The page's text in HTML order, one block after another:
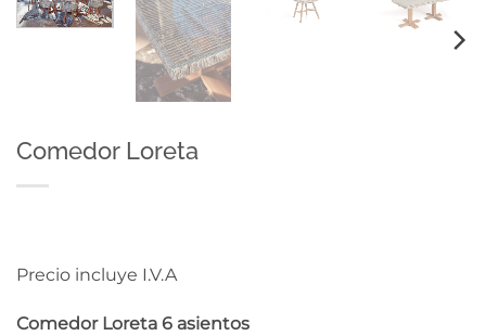
Comedor Loreta
Precio incluye I.V.A
Comedor Loreta 6 asientos